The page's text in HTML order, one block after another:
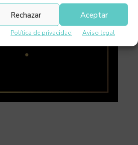
Aceptar
Rechazar
Política de privacidad Aviso legal